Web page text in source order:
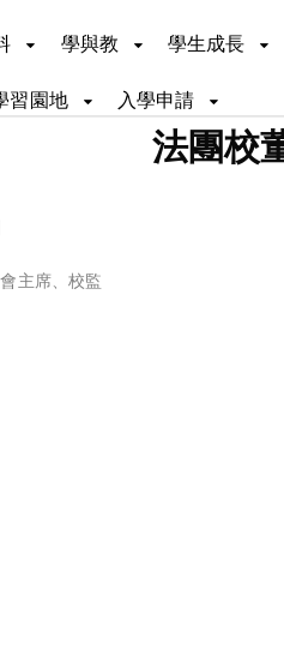
學與教 學生成長
習園地 入學申請
法團校
主席、校監